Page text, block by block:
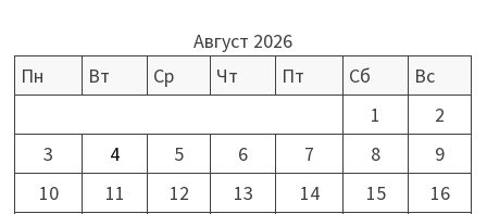
Август 2026
Пн
Вт Ср Чт Пт Сб
Вс
1
2
3
4 5 6 7 8
9
10
11 12 13 14 15
16